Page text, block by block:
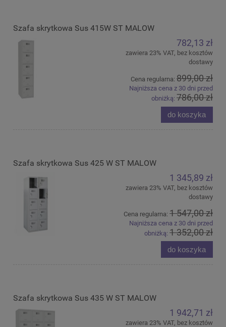
Szafa skrytkowa Sus 415W ST MALOW
782,13 zł
zawiera 23% VAT, bez kosztów
dostawy
Cena regularna: 899,00 zł
Najniższa cena z 30 dni przed
obniżką: 786,00 zł
do koszyka
Szafa skrytkowa Sus 425 W ST MALOW
1 345,89 zł
zawiera 23% VAT, bez kosztów
dostawy
Cena regularna: 1 547,00 zł
Najniższa cena z 30 dni przed
obniżką: 1 352,00 zł
do koszyka
Szafa skrytkowa Sus 435 W ST MALOW
1 942,71 zł
zawiera 23% VAT, bez kosztów